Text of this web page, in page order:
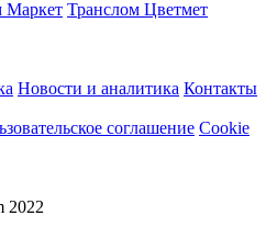
Маркет Транслом Цветмет
Новости и аналитика Контакты
соглашение Cookie
2022